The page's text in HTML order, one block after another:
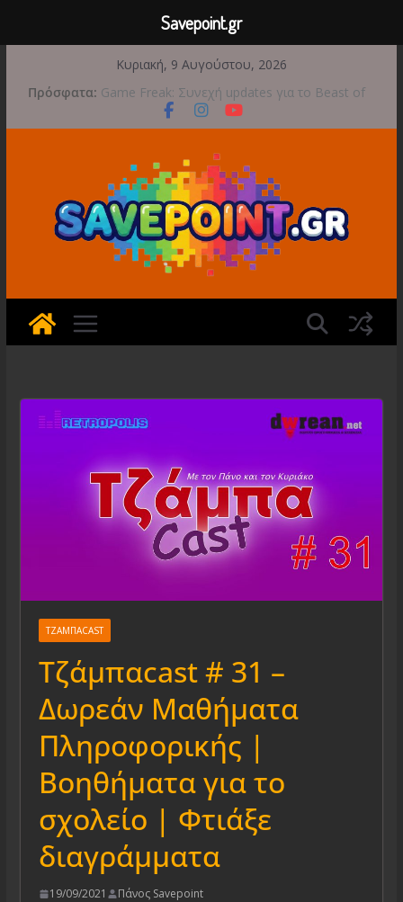
περιεχόμενο
Κυριακή, 9 Αυγούστου, 2026
Πρόσφατα: Game Freak: Συνεχή updates για το Beast of
Reincarnation μετά την ανάμεικτη υποδοχή
Μια φωτογραφική περιπέτεια συνεχίζεται στο
Διασχίστε τους ουρανούς με το Wild Blue
Skies αυτό το φθινόπωρο
Διακοπές και παιχνίδι για όλη την οικογένεια!
Έρχεται 1η Σεπτεμβρίου το Crimson Moon
ΤΖΆΜΠΑCAST
Τζάμπαcast # 31 –
Δωρεάν Μαθήματα
Πληροφορικής |
Βοηθήματα για το
σχολείο | Φτιάξε
διαγράμματα
19/09/2021 Πάνος Savepoint
Savepoint.gr